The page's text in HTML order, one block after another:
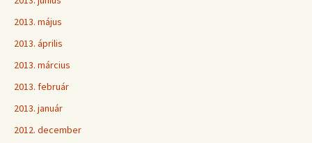
2013. május
2013. április
2013. március
2013. február
2013. január
2012. december